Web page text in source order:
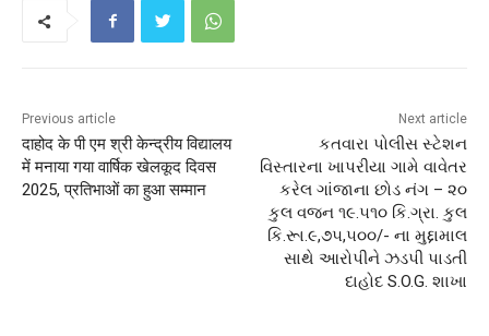
Previous article
दाहोद के पी एम श्री केन्द्रीय विद्यालय
में मनाया गया वार्षिक खेलकूद दिवस
2025, प्रतिभाओं का हुआ सम्मान
Next article
કતવારા પોલીસ સ્ટેશન
વિસ્તારના ખાપરીયા ગામે વાવેતર
કરેલ ગાંજાના છોડ નંગ – ૨૦
કુલ વજન ૧૯.૫૧૦ કિ.ગ્રા. કુલ
કિ.રૂા.૯,૭૫,૫૦૦/- ના મુદ્દામાલ
સાથે આરોપીને ઝડપી પાડતી
દાહોદ S.O.G. શાખા